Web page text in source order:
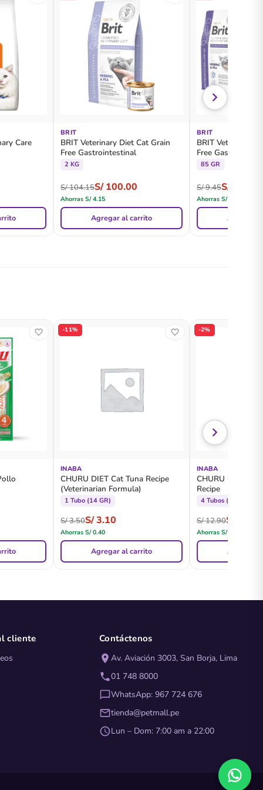
Care
BRIT
BRIT Veterinary Diet Cat Grain
Free Gastrointestinal
2 KG
S/104.15S/100.00
AhorrasS/4.15
Agregar al carrito
BRIT
BRIT Veterinary
Free
85 GR
S/9.45S/
Ahorras S/0.35
Agregar
-11%
INABA
CHURU DIET Cat Tuna Recipe
(Veterinarian Formula)
1 Tubo (14 GR)
S/3.50S/3.10
AhorrasS/0.40
Agregar al carrito
-2%
INABA
CHURU Cat Skin
Recipe
4 Tubos (56 GR)
S/12.90S/
Ahorras S/0.20
Agregar
cliente Contáctenos
Av. Aviación 3003, San Borja, Lima
01 748 8000
WhatsApp: 967 724 676
tienda@petmall.pe
Lun – Dom: 7:00 am a 22:00